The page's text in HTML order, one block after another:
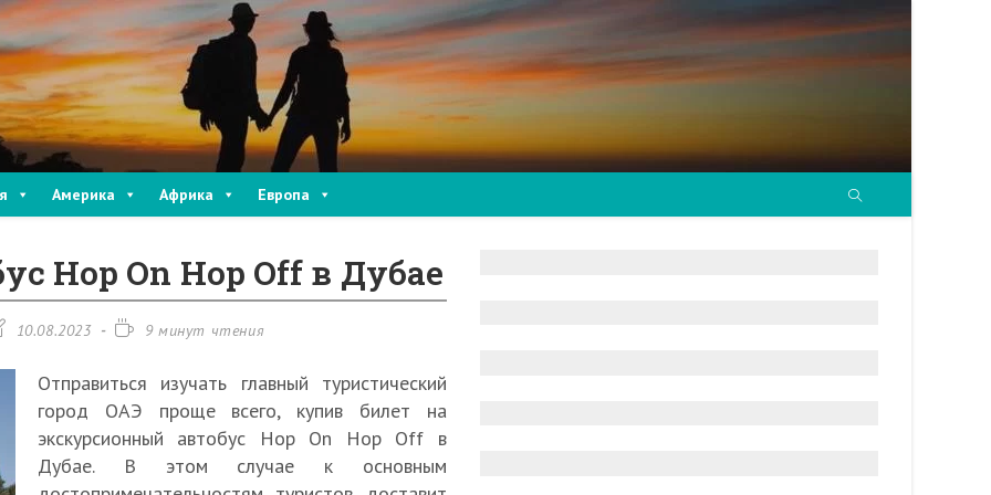
Америка Африка Европа
Hop On Hop Off в Дубае
10.08.2023
Время9 минут чтения
Отправиться изучать главный туристический
город ОАЭ проще всего, купив билет на
экскурсионный автобус Hop On Hop Off в
Дубае. В этом случае к основным